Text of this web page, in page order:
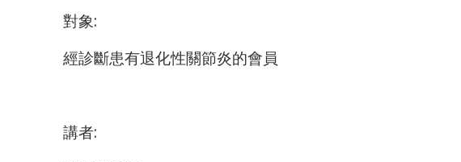
對象:
經診斷患有退化性關節炎的會員
講者: